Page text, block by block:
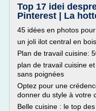
Top 17 idei
Pinterest | La
45 idées en photos
un joli ilot central en
Plan de travail cuisine:
plan de travail cuisine
sans poignées
Optez pour une
donner du style à votre
Belle cuisine : le top des